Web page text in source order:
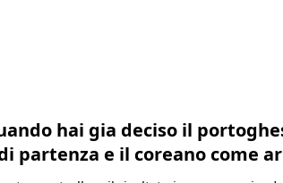
hai gia deciso il
partenza e il coreano come